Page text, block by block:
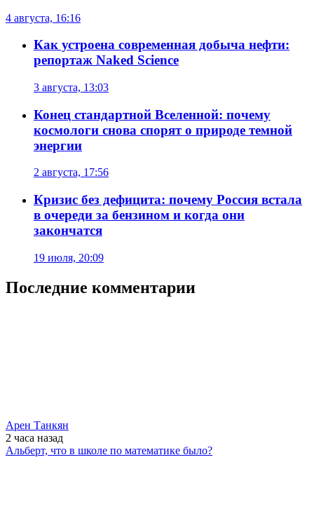
4 августа, 16:16
Как устроена современная добыча нефти:
репортаж Naked Science
3 августа, 13:03
Конец стандартной Вселенной: почему
космологи снова спорят о природе темной
энергии
2 августа, 17:56
Кризис без дефицита: почему Россия встала
в очереди за бензином и когда они
закончатся
19 июля, 20:09
Последние комментарии
Арен Танкян
2 часа назад
Альберт, что в школе по математике было?